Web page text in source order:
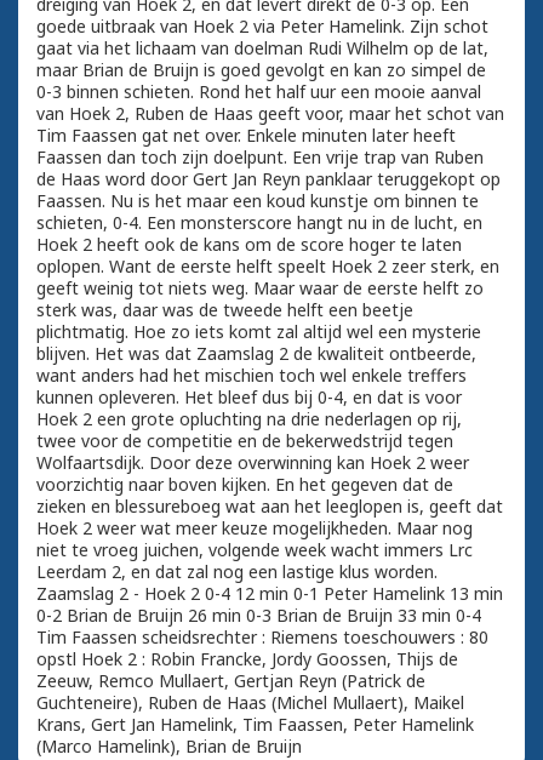
goede uitbraak van Hoek 2 via Peter Hamelink. Zijn schot
gaat via het lichaam van doelman Rudi Wilhelm op de lat,
maar Brian de Bruijn is goed gevolgt en kan zo simpel de
0-3 binnen schieten. Rond het half uur een mooie aanval
van Hoek 2, Ruben de Haas geeft voor, maar het schot van
Tim Faassen gat net over. Enkele minuten later heeft
Faassen dan toch zijn doelpunt. Een vrije trap van Ruben
de Haas word door Gert Jan Reyn panklaar teruggekopt op
Faassen. Nu is het maar een koud kunstje om binnen te
schieten, 0-4. Een monsterscore hangt nu in de lucht, en
Hoek 2 heeft ook de kans om de score hoger te laten
oplopen. Want de eerste helft speelt Hoek 2 zeer sterk, en
geeft weinig tot niets weg. Maar waar de eerste helft zo
sterk was, daar was de tweede helft een beetje
plichtmatig. Hoe zo iets komt zal altijd wel een mysterie
blijven. Het was dat Zaamslag 2 de kwaliteit ontbeerde,
want anders had het mischien toch wel enkele treffers
kunnen opleveren. Het bleef dus bij 0-4, en dat is voor
Hoek 2 een grote opluchting na drie nederlagen op rij,
twee voor de competitie en de bekerwedstrijd tegen
Wolfaartsdijk. Door deze overwinning kan Hoek 2 weer
voorzichtig naar boven kijken. En het gegeven dat de
zieken en blessureboeg wat aan het leeglopen is, geeft dat
Hoek 2 weer wat meer keuze mogelijkheden. Maar nog
niet te vroeg juichen, volgende week wacht immers Lrc
Leerdam 2, en dat zal nog een lastige klus worden.
Zaamslag 2 - Hoek 2 0-4 12 min 0-1 Peter Hamelink 13 min
0-2 Brian de Bruijn 26 min 0-3 Brian de Bruijn 33 min 0-4
Tim Faassen scheidsrechter : Riemens toeschouwers : 80
opstl Hoek 2 : Robin Francke, Jordy Goossen, Thijs de
Zeeuw, Remco Mullaert, Gertjan Reyn (Patrick de
Guchteneire), Ruben de Haas (Michel Mullaert), Maikel
Krans, Gert Jan Hamelink, Tim Faassen, Peter Hamelink
(Marco Hamelink), Brian de Bruijn